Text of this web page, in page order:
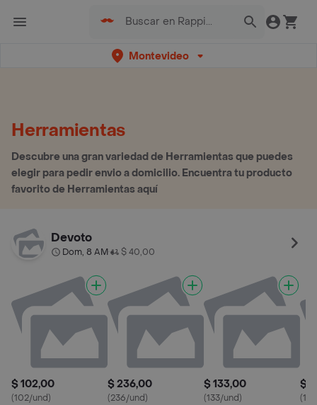
Montevideo
Herramientas
Descubre una gran variedad de Herramientas que puedes
elegir para pedir envio a domicilio. Encuentra tu producto
favorito de Herramientas aquí
Devoto
Dom, 8 AM• $ 40,00
$ 102,00
(102/und)
$ 236,00
(236/und)
$ 133,00
(133/und)
$